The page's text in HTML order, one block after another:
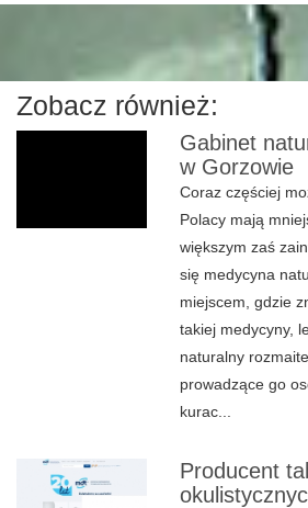
Zobacz również:
Gabinet
w Gorzowie
Coraz częściej
Polacy mają
większym zaś
się medycyna
miejscem, gdzie
takiej medycyny,
naturalny
prowadzące go
kurac...
Producent